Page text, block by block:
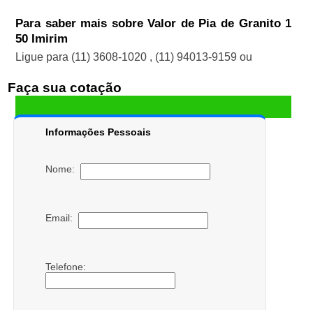
Para saber mais sobre Valor de Pia de Granito 1
50 Imirim
Ligue para (11) 3608-1020 , (11) 94013-9159 ou
Faça sua cotação
Informações Pessoais
Nome:
Email:
Telefone: